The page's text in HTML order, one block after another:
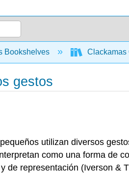
hierarchy
Bookshelves Clackamas
gestos
utilizan diversos
como una forma de
de representación (Iverson &